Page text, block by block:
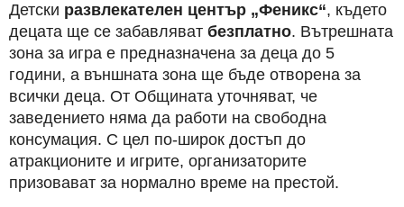
Детски развлекателен център „Феникс“, където
децата ще се забавляват безплатно. Вътрешната
зона за игра е предназначена за деца до 5
години, а външната зона ще бъде отворена за
всички деца. От Общината уточняват, че
заведението няма да работи на свободна
консумация. С цел по-широк достъп до
атракционите и игрите, организаторите
призовават за нормално време на престой.